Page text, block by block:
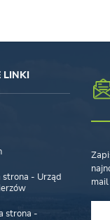
LINKI
- Urząd
strona -
mail